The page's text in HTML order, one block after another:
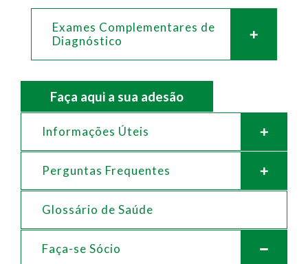
Exames Complementares de
Diagnóstico
Faça aqui a sua adesão
Informações Úteis
Perguntas Frequentes
Glossário de Saúde
Faça-se Sócio